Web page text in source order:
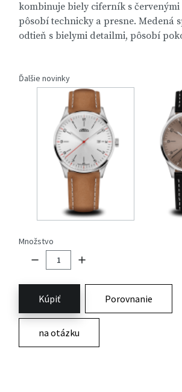
kombinuje biely ciferník s červenými
pôsobí technicky a presne. Medená
odtieň s bielymi detailmi, pôsobí
Ďalšie novinky
Množstvo
Kúpiť Porovnanie
na otázku